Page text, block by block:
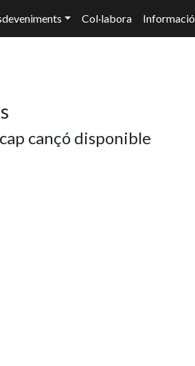
Col·labora Informació
cançó disponible